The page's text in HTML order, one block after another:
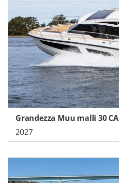
Grandezza Muu malli 30 CA
2027